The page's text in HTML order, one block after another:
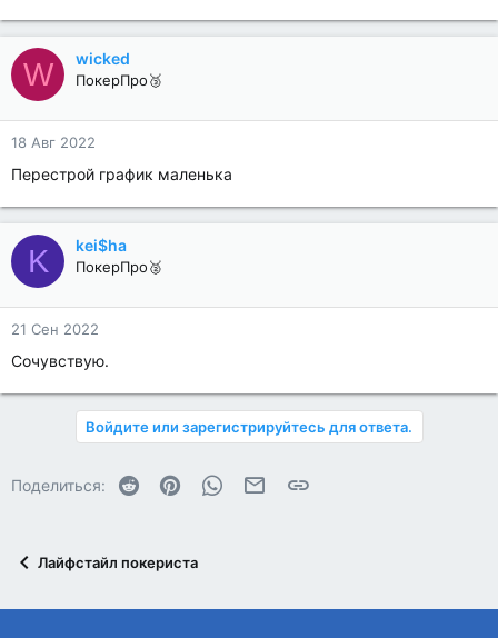
W wicked
ПокерПро🥉
18 Авг 2022
Перестрой график маленька
K kei$ha
ПокерПро🥈
21 Сен 2022
Сочувствую.
Войдите или зарегистрируйтесь для ответа.
Поделиться: Reddit PinterestWhatsAppЭлектронная почта
Ссылка
Лайфстайл покериста